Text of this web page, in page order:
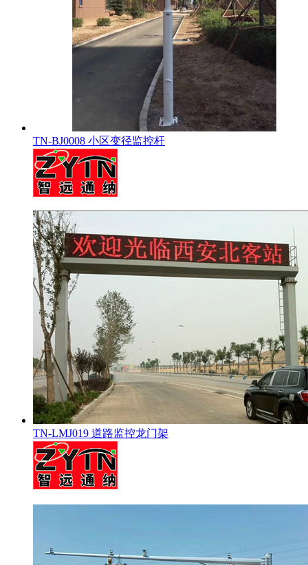
TN-BJ0008 小区变径监控杆
TN-LMJ019 道路监控龙门架